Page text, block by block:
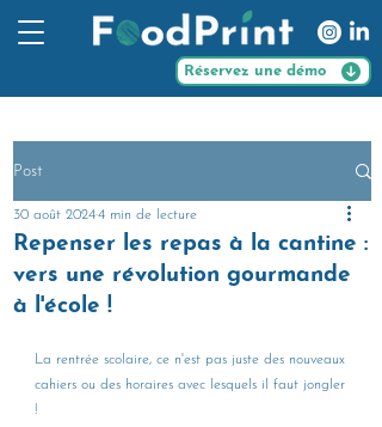
Réservez une démo
Post
Repenser les repas à la cantine :
vers une révolution gourmande
à l'école !
30 août 20244 min de lecture
La rentrée scolaire, ce n'est pas juste des nouveaux
cahiers ou des horaires avec lesquels il faut jongler
!